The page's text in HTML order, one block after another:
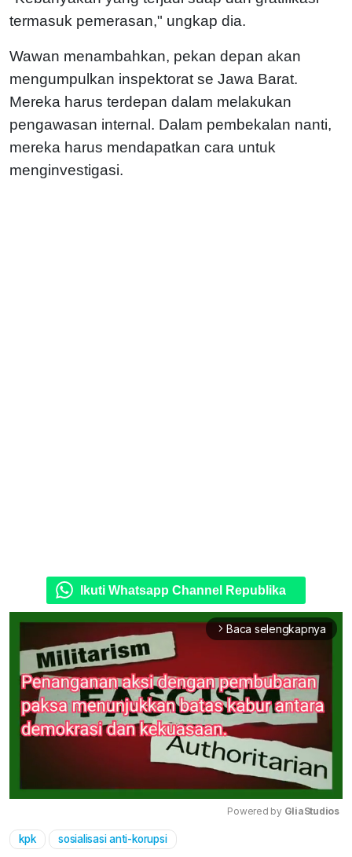
termasuk pemerasan," ungkap dia.
Wawan menambahkan, pekan depan akan
mengumpulkan inspektorat se Jawa Barat.
Mereka harus terdepan dalam melakukan
pengawasan internal. Dalam pembekalan nanti,
mereka harus mendapatkan cara untuk
menginvestigasi.
Ikuti Whatsapp Channel Republika
arrow_forward_ios Baca selengkapnya
Powered by GliaStudios
kpk sosialisasi anti-korupsi